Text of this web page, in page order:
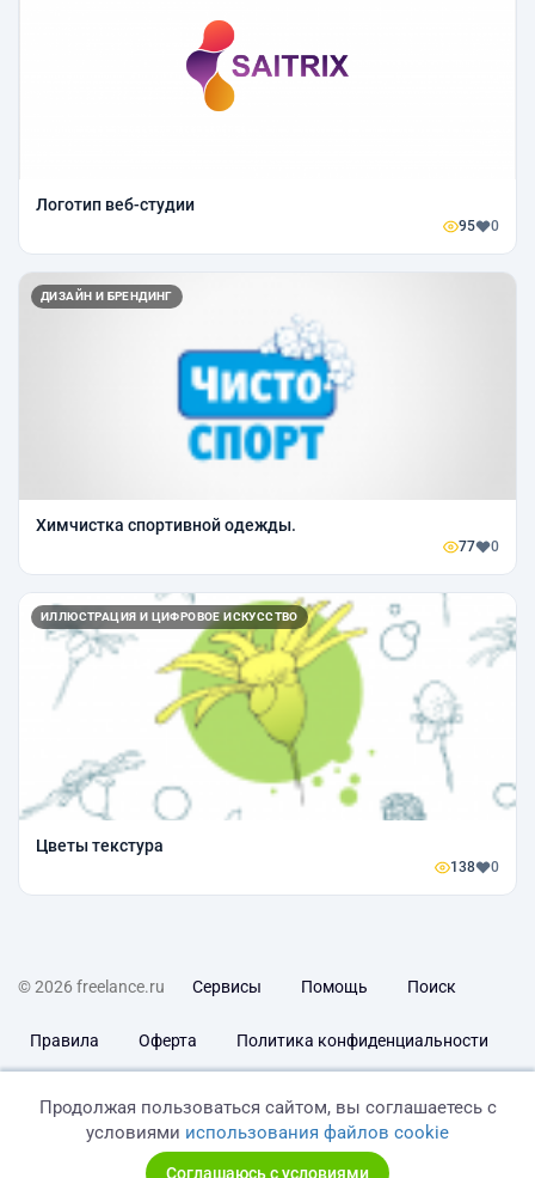
Логотип веб-студии
95 0
ДИЗАЙН И БРЕНДИНГ
Химчистка спортивной одежды.
77 0
ИЛЛЮСТРАЦИЯ И ЦИФРОВОЕ ИСКУССТВО
Цветы текстура
138 0
© 2026 freelance.ru Сервисы Помощь Поиск
Правила Оферта Политика конфиденциальности
Продолжая пользоваться сайтом, вы соглашаетесь с
условиями использования файлов cookie
Соглашаюсь с условиями